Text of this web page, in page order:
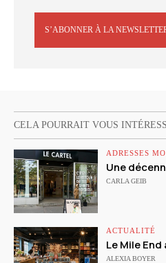
S’ABONNER À LA
CELA POURRAIT VOUS
ADRESSES
Une
CARLA GEIB
ACTUALITÉ
Le Mile
ALEXIA BOYER